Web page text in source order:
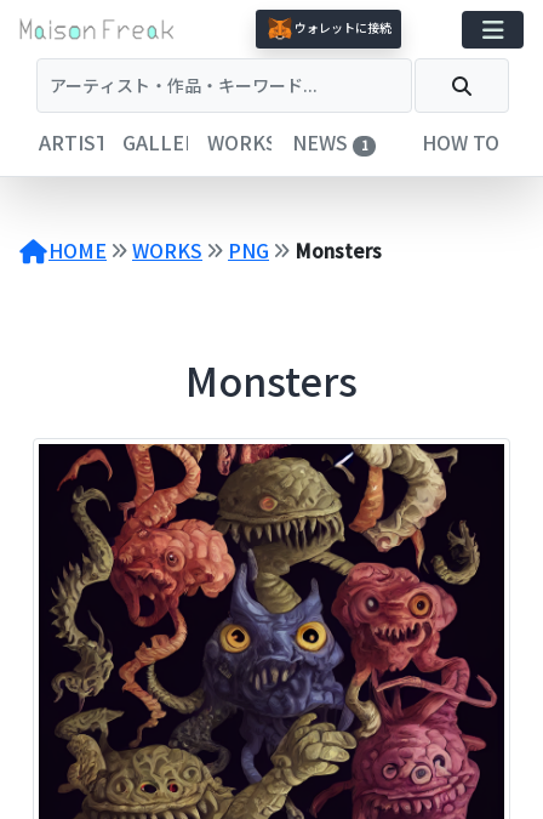
ウォレットに接続
ARTISTS GALLERIESWORKS NEWS 1 HOW TO
HOME WORKS PNG Monsters
Monsters